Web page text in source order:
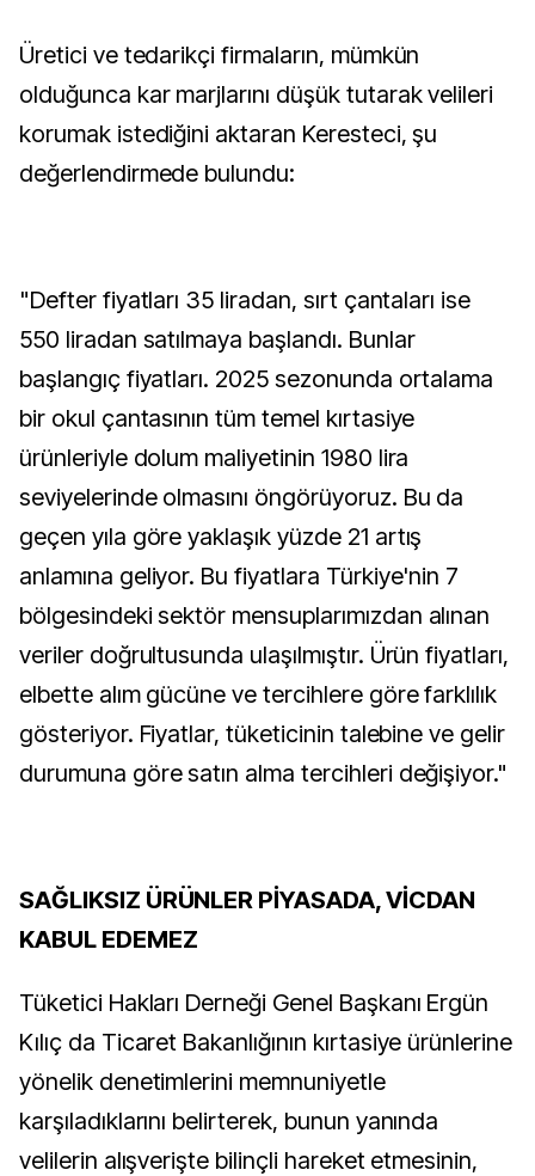
Üretici ve tedarikçi firmaların, mümkün
olduğunca kar marjlarını düşük tutarak velileri
korumak istediğini aktaran Keresteci, şu
değerlendirmede bulundu:
"Defter fiyatları 35 liradan, sırt çantaları ise
550 liradan satılmaya başlandı. Bunlar
başlangıç fiyatları. 2025 sezonunda ortalama
bir okul çantasının tüm temel kırtasiye
ürünleriyle dolum maliyetinin 1980 lira
seviyelerinde olmasını öngörüyoruz. Bu da
geçen yıla göre yaklaşık yüzde 21 artış
anlamına geliyor. Bu fiyatlara Türkiye'nin 7
bölgesindeki sektör mensuplarımızdan alınan
veriler doğrultusunda ulaşılmıştır. Ürün fiyatları,
elbette alım gücüne ve tercihlere göre farklılık
gösteriyor. Fiyatlar, tüketicinin talebine ve gelir
durumuna göre satın alma tercihleri değişiyor."
SAĞLIKSIZ ÜRÜNLER PİYASADA, VİCDAN
KABUL EDEMEZ
Tüketici Hakları Derneği Genel Başkanı Ergün
Kılıç da Ticaret Bakanlığının kırtasiye ürünlerine
yönelik denetimlerini memnuniyetle
karşıladıklarını belirterek, bunun yanında
velilerin alışverişte bilinçli hareket etmesinin,